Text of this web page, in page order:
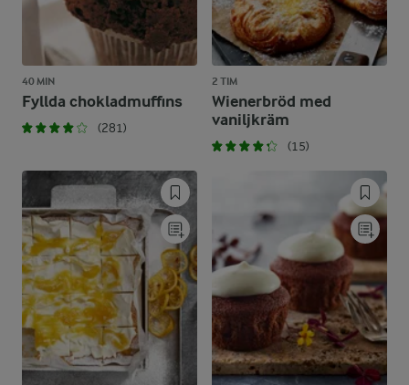
40 MIN
Fyllda chokladmuffins
(281)
2 TIM
Wienerbröd med
vaniljkräm
(15)